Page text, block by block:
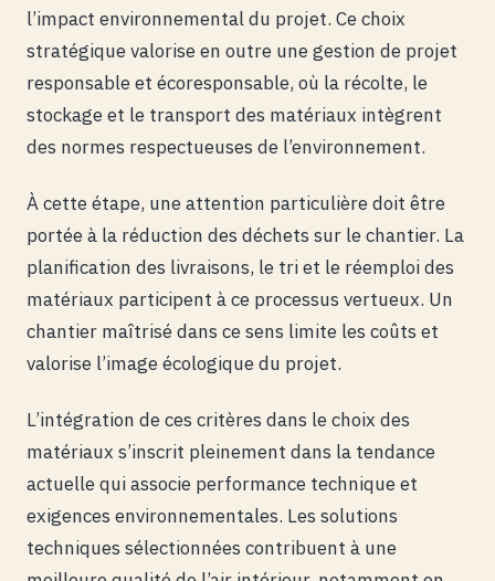
l’impact environnemental du projet. Ce choix
stratégique valorise en outre une gestion de projet
responsable et écoresponsable, où la récolte, le
stockage et le transport des matériaux intègrent
des normes respectueuses de l’environnement.
À cette étape, une attention particulière doit être
portée à la réduction des déchets sur le chantier. La
planification des livraisons, le tri et le réemploi des
matériaux participent à ce processus vertueux. Un
chantier maîtrisé dans ce sens limite les coûts et
valorise l’image écologique du projet.
L’intégration de ces critères dans le choix des
matériaux s’inscrit pleinement dans la tendance
actuelle qui associe performance technique et
exigences environnementales. Les solutions
techniques sélectionnées contribuent à une